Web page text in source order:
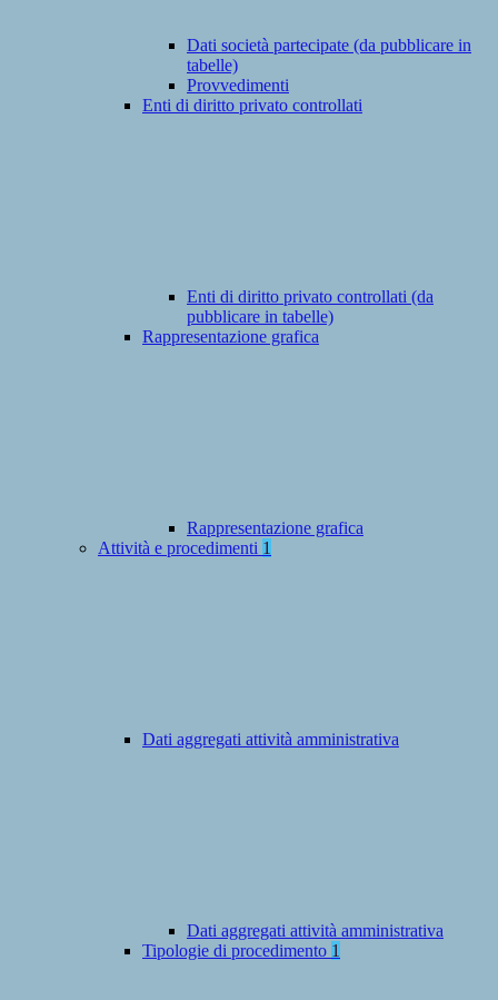
Dati società partecipate (da pubblicare in
tabelle)
Provvedimenti
Enti di diritto privato controllati
Enti di diritto privato controllati (da
pubblicare in tabelle)
Rappresentazione grafica
Rappresentazione grafica
Attività e procedimenti 1
Dati aggregati attività amministrativa
Dati aggregati attività amministrativa
Tipologie di procedimento 1